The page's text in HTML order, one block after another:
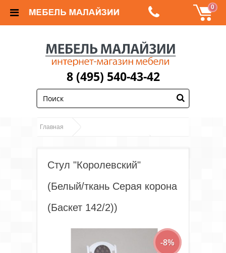
0
8 (495) 540-43-42
Главная
"Королевский" (Белый/ткань Серая корона (Баскет
142/2))
Стул "Королевский"
(Белый/ткань Серая корона
(Баскет 142/2))
-8%